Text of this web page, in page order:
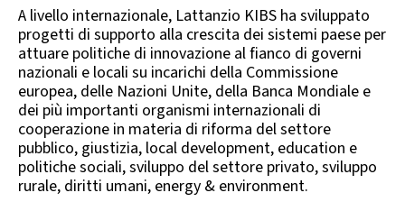
A livello internazionale, Lattanzio KIBS ha sviluppato
progetti di supporto alla crescita dei sistemi paese per
attuare politiche di innovazione al fianco di governi
nazionali e locali su incarichi della Commissione
europea, delle Nazioni Unite, della Banca Mondiale e
dei più importanti organismi internazionali di
cooperazione in materia di riforma del settore
pubblico, giustizia, local development, education e
politiche sociali, sviluppo del settore privato, sviluppo
rurale, diritti umani, energy & environment.